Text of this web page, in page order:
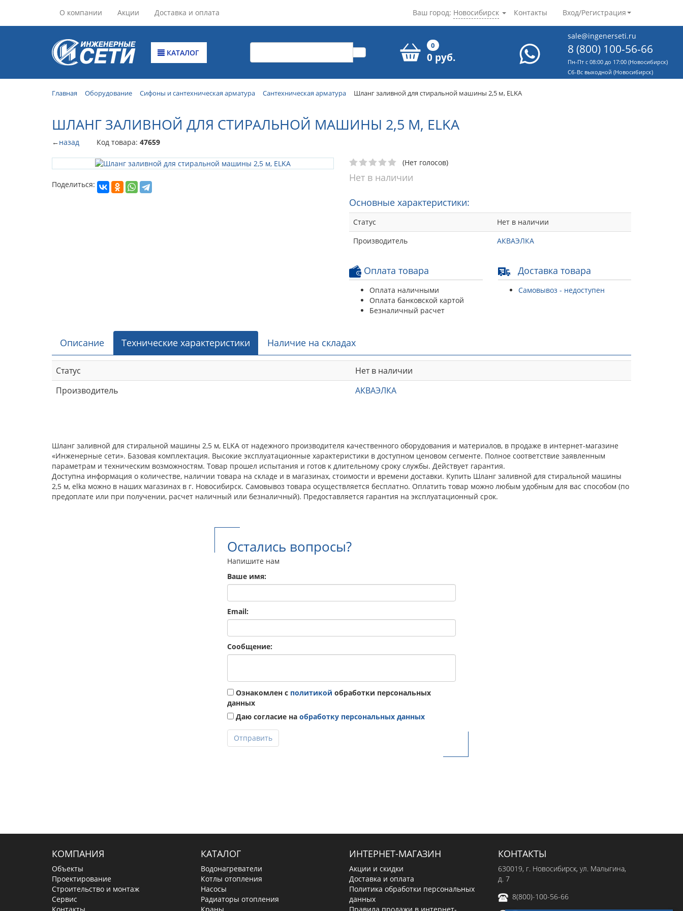
О компании Акции Доставка и оплата Контакты Вход/Регистрация
Ваш город: Новосибирск
КАТАЛОГ
0
0 руб.
sale@ingenerseti.ru
8 (800) 100-56-66
Пн-Пт с 08:00 до 17:00 (Новосибирск)
Cб-Вс выходной (Новосибирск)
Главная Оборудование Сифоны и сантехническая арматура Сантехническая арматура Шланг заливной для стиральной машины 2,5 м, ELKA
ШЛАНГ ЗАЛИВНОЙ ДЛЯ СТИРАЛЬНОЙ МАШИНЫ 2,5 М, ELKA
←назад Код товара: 47659
Поделиться:
(Нет голосов)
Нет в наличии
Основные характеристики:
Статус
Нет в наличии
Производитель
АКВАЭЛКА
Оплата товара
Оплата наличными
Оплата банковской картой
Безналичный расчет
Доставка товара
Самовывоз - недоступен
Описание Технические характеристики Наличие на складах
Статус
Нет в наличии
Производитель
АКВАЭЛКА
Шланг заливной для стиральной машины 2,5 м, ELKA от надежного производителя качественного оборудования и материалов, в продаже в интернет-магазине
«Инженерные сети». Базовая комплектация. Высокие эксплуатационные характеристики в доступном ценовом сегменте. Полное соответствие заявленным
параметрам и техническим возможностям. Товар прошел испытания и готов к длительному сроку службы. Действует гарантия.
Доступна информация о количестве, наличии товара на складе и в магазинах, стоимости и времени доставки. Купить Шланг заливной для стиральной машины
2,5 м, elka можно в наших магазинах в г. Новосибирск. Самовывоз товара осуществляется бесплатно. Оплатить товар можно любым удобным для вас способом (по
предоплате или при получении, расчет наличный или безналичный). Предоставляется гарантия на эксплуатационный срок.
Остались вопросы?
Напишите нам
Ваше имя:
Email:
Сообщение:
Ознакомлен с политикой обработки персональных
данных
Даю согласие на обработку персональных данных
Отправить
КОМПАНИЯ
Объекты
Проектирование
Строительство и монтаж
Сервис
КАТАЛОГ
Водонагреватели
Котлы отопления
Насосы
Радиаторы отопления
ИНТЕРНЕТ-МАГАЗИН
Акции и скидки
Доставка и оплата
Политика обработки персональных
данных
КОНТАКТЫ
630019, г. Новосибирск, ул. Малыгина,
д. 7
8(800)-100-56-66